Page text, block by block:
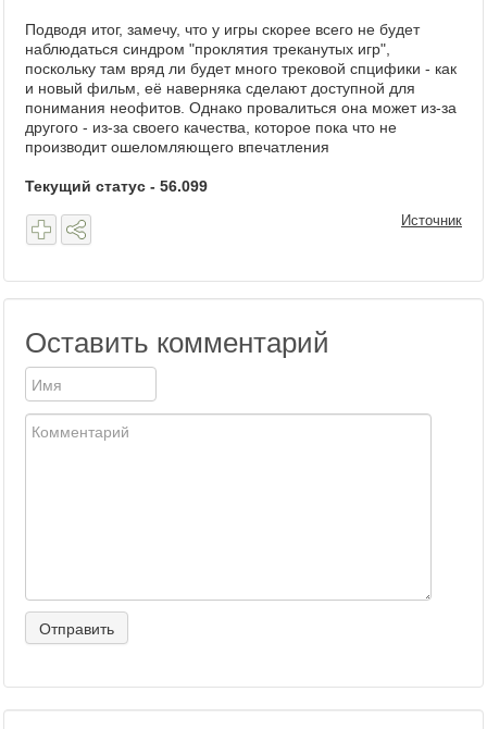
Подводя итог, замечу, что у игры скорее всего не будет
наблюдаться синдром "проклятия треканутых игр",
поскольку там вряд ли будет много трековой спцифики - как
и новый фильм, её наверняка сделают доступной для
понимания неофитов. Однако провалиться она может из-за
другого - из-за своего качества, которое пока что не
производит ошеломляющего впечатления
Текущий статус - 56.099
Источник
Оставить комментарий